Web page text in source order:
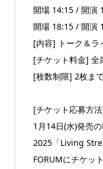
開場 14:15 / 開演
開場 18:15 / 開演
[内容] トーク＆ラ
[チケット料金] 全
[枚数制限] 2枚ま
[チケット応募方
1月14日(水)発売
2025「Living
FORUMにチケッ